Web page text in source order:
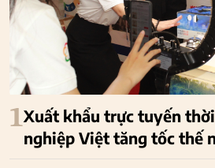
1Xuất khẩu trực tuyến
nghiệp Việt tăng tốc thế